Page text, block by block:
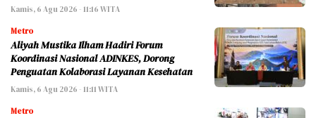
Kamis, 6 Agu 2026 - 11:16 WITA
Metro
Aliyah Mustika Ilham Hadiri Forum
Koordinasi Nasional ADINKES, Dorong
Penguatan Kolaborasi Layanan Kesehatan
Kamis, 6 Agu 2026 - 11:11 WITA
Metro